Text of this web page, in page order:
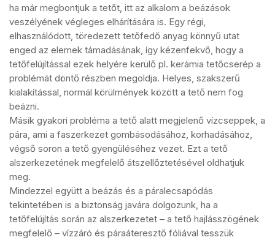
ha már megbontjuk a tetőt, itt az alkalom a beázások
veszélyének végleges elhárítására is. Egy régi,
elhasználódott, töredezett tetőfedő anyag könnyű utat
enged az elemek támadásának, így kézenfekvő, hogy a
tetőfelújítással ezek helyére kerülő pl. kerámia tetőcserép a
problémát döntő részben megoldja. Helyes, szakszerű
kialakítással, normál körülmények között a tető nem fog
beázni.
Másik gyakori probléma a tető alatt megjelenő vízcseppek, a
pára, ami a faszerkezet gombásodásához, korhadásához,
végső soron a tető gyengüléséhez vezet. Ezt a tető
alszerkezetének megfelelő átszellőztetésével oldhatjuk
meg.
Mindezzel együtt a beázás és a páralecsapódás
tekintetében is a biztonság javára dolgozunk, ha a
tetőfelújítás során az alszerkezetet – a tető hajlásszögének
megfelelő – vízzáró és páraáteresztő fóliával tesszük